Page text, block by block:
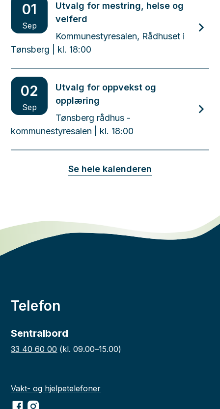
01
Sep
Utvalg for mestring, helse og
velferd
Kommunestyresalen, Rådhuset i
Tønsberg | kl. 18:00
02
Sep
Utvalg for oppvekst og
opplæring
Tønsberg rådhus -
kommunestyresalen | kl. 18:00
Se hele kalenderen
Telefon
Sentralbord
33 40 60 00 (kl. 09.00–15.00)
Vakt- og hjelpetelefoner
Facebook
Instagram